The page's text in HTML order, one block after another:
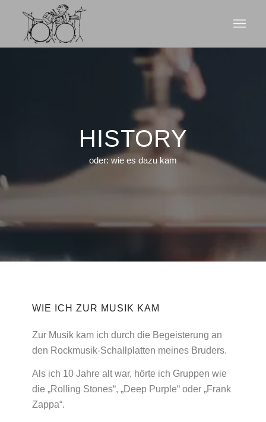
HISTORY
oder: wie es dazu kam
WIE ICH ZUR MUSIK KAM
Zur Musik kam ich durch die Begeisterung an
den Rockmusik-Schallplatten meines Bruders.
Als ich 10 Jahre alt war, hörte ich Gruppen wie
die „Rolling Stones“, „Deep Purple“ oder „Frank
Zappa“.